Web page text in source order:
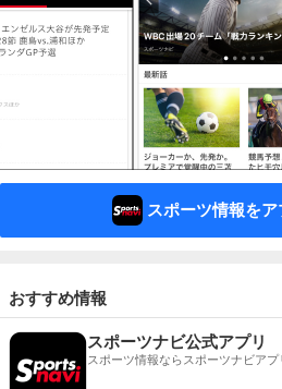
スポーツ情報を
おすすめ情報
スポーツナビ公式アプリ
スポーツ情報ならスポーツナビアプ